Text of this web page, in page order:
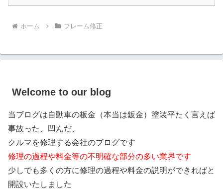
ホーム フレーム修正
Welcome to our blog
当ブログは自動車の板金（本当は鈑金）塗装平たく言えば
事故った、凹んだ、
クルマを修理する会社のブログです
修理の過程や料金等の不明確な部分の多い業界です
少しでも多くの方に修理の過程や料金の説明ができればと
開設いたしました